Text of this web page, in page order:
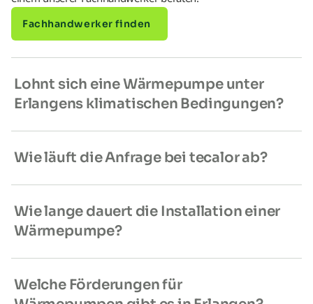
Fachhandwerker finden
Lohnt sich eine Wärmepumpe unter
Erlangens klimatischen Bedingungen?
Wie läuft die Anfrage bei tecalor ab?
Wie lange dauert die Installation einer
Wärmepumpe?
Welche Förderungen für